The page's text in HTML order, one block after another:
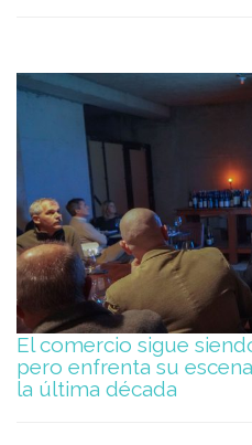
El comercio sigue
pero enfrenta su
la última década